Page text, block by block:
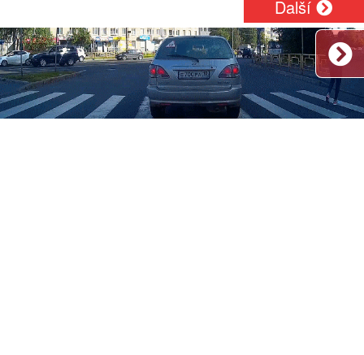
Další